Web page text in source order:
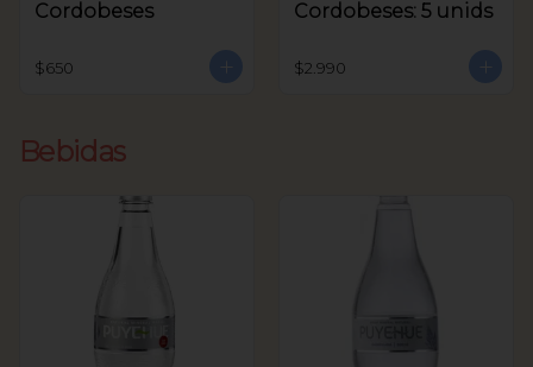
Cordobeses
$650
Cordobeses: 5 unids
$2.990
Bebidas